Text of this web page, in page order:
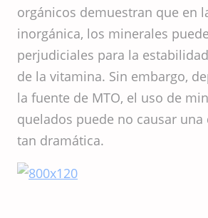
orgánicos demuestran que en
inorgánica, los minerales
perjudiciales para la
de la vitamina. Sin embargo,
la fuente de MTO, el uso de
quelados puede no causar
tan dramática.